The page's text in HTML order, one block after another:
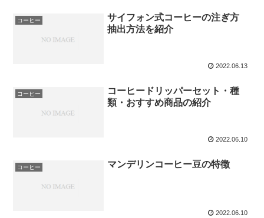
コーヒー
サイフォン式コーヒーの注ぎ方
抽出方法を紹介
2022.06.13
コーヒー
コーヒードリッパーセット・種
類・おすすめ商品の紹介
2022.06.10
コーヒー マンデリンコーヒー豆の特徴
2022.06.10